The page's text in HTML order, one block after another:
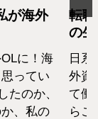
が海外
に！海
ってい
たのか、
、私の
転
の
日
外資
て働
らこ